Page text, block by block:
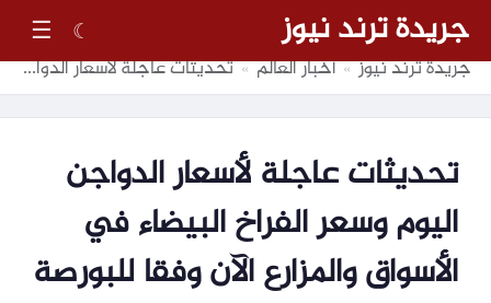
جريدة ترند نيوز ☾
☰
جريدة ترند نيوز » أخبار العالم » تحديثات عاجلة لأسعار الدواجن اليوم وسعر الفراخ البيضاء في الأسواق والمزارع الآن وفقا للبورصة
تحديثات عاجلة لأسعار الدواجن
اليوم وسعر الفراخ البيضاء في
الأسواق والمزارع الآن وفقا للبورصة